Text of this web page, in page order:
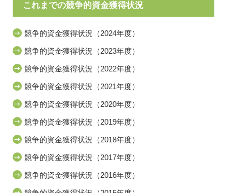
これまでの競争的資金獲得状況
競争的資金獲得状況（2024年度）
競争的資金獲得状況（2023年度）
競争的資金獲得状況（2022年度）
競争的資金獲得状況（2021年度）
競争的資金獲得状況（2020年度）
競争的資金獲得状況（2019年度）
競争的資金獲得状況（2018年度）
競争的資金獲得状況（2017年度）
競争的資金獲得状況（2016年度）